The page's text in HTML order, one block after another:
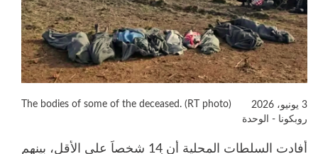
The bodies of some of the deceased. (RT photo)
3 يونيو، 2026
روبكونا - الوحدة
أفادت السلطات المحلية أن 14 شخصاً على الأقل، بينهم